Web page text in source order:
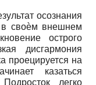
осознания
в своѐм внешнем
острого
дисгармония
проецируется на
казаться
легко